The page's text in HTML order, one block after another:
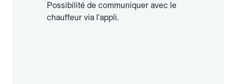
Possibilité de communiquer avec le
chauffeur via l'appli.